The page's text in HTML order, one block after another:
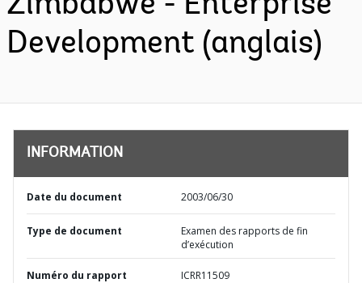
Development (anglais)
INFORMATION
Date du document 2003/06/30
Type de document
Examen des rapports de fin
d’exécution
Numéro du rapport ICRR11509